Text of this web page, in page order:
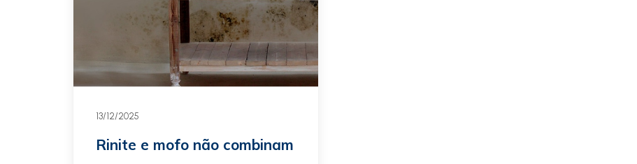
13/12/2025
Rinite e mofo não combinam